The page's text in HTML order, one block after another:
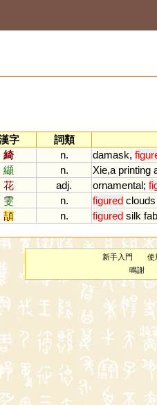
字
詞類
綺
n. damask,
纈
n. Xie,a printing
花
adj. ornamental;
雯
n. figured clouds
頡
n. figured silk
新手入門 使
鳴謝